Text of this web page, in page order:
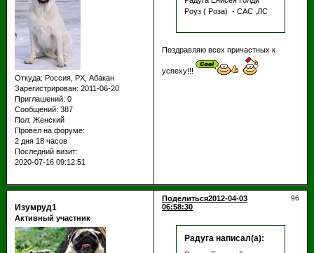
Откуда: Россия, РХ, Абакан
Зарегистрирован: 2011-06-20
Приглашений: 0
Сообщений: 387
Пол: Женский
Провел на форуме:
2 дня 18 часов
Последний визит:
2020-07-16 09:12:51
Роуз ( Роза) - САС ,ЛС
Поздравляю всех причастных к
успеху!!!
Поделиться 96
2012-04-03
06:58:30
Изумруд1
Активный участник
Радуга написал(а):